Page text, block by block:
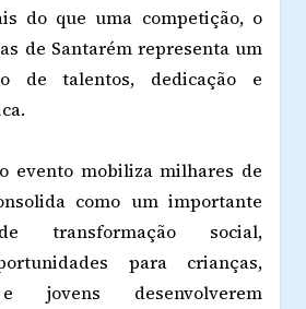
do que uma competição, o
de Santarém representa um
de talentos, dedicação e
evento mobiliza milhares de
como um importante
transformação social,
para crianças,
jovens desenvolverem